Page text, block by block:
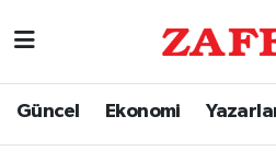
Güncel Ekonomi
Nöbetçi Eczaneler